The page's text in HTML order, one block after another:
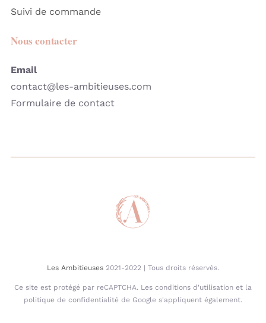
Suivi de commande
Nous contacter
Email
contact@les-ambitieuses.com
Formulaire de contact
Les Ambitieuses 2021-2022 | Tous droits réservés.
Ce site est protégé par reCAPTCHA. Les conditions d'utilisation et la
politique de confidentialité de Google s'appliquent également.